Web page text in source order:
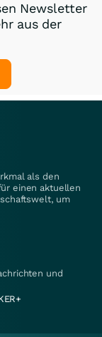
Newsletter
aus der
als den
einen aktuellen
um
und